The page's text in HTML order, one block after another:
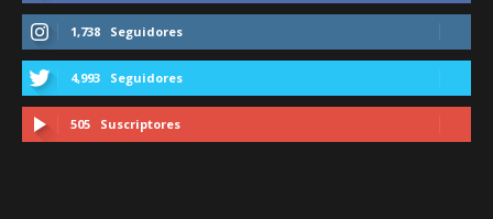
1,738 Seguidores
4,993 Seguidores
505 Suscriptores